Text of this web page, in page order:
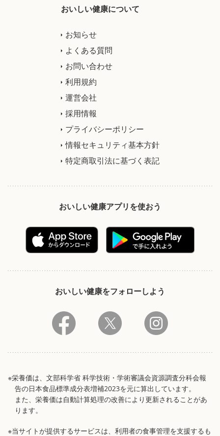
おいしい健康について
お知らせ
よくある質問
お問い合わせ
利用規約
運営会社
採用情報
プライバシーポリシー
情報セキュリティ基本方針
特定商取引法に基づく表記
おいしい健康アプリを使おう
おいしい健康をフォローしよう
※栄養価は、文部科学省 科学技術・学術審議会資源調査分科会報
告の日本食品標準成分表増補2023を元に算出しています。
また、栄養価は自動計算処理の改善により更新されることがあ
ります。
※当サイトが提供するサービスは、利用者の食事管理を支援するも